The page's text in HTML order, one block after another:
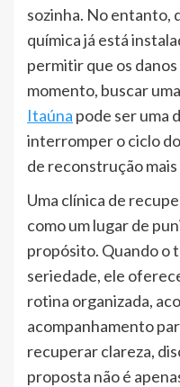
sozinha. No entanto,
química já está
permitir que os
momento, buscar uma
Itaúna pode ser uma
interromper o ciclo
de reconstrução
Uma clínica de
como um lugar de
propósito. Quando o
seriedade, ele
rotina organizada,
acompanhamento
recuperar clareza,
proposta não é